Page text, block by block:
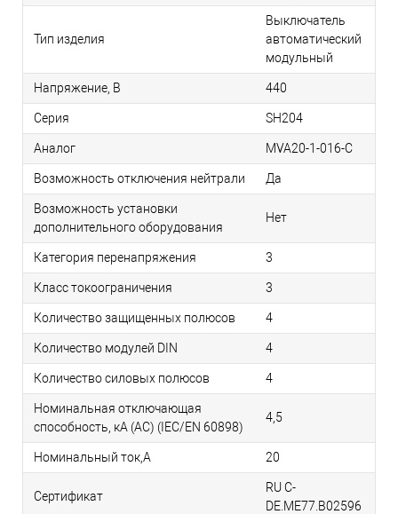
Тип изделия
Выключатель
автоматический
модульный
Напряжение, В 440
Серия SH204
Аналог MVA20-1-016-C
Возможность отключения нейтрали Да
Возможность установки
дополнительного оборудования
Нет
Категория перенапряжения 3
Класс токоограничения 3
Количество защищенных полюсов 4
Количество модулей DIN 4
Количество силовых полюсов 4
Номинальная отключающая
способность, кA (AC) (IEC/EN 60898)
4,5
Номинальный ток,А 20
Сертификат
RU C-
DE.ME77.B02596